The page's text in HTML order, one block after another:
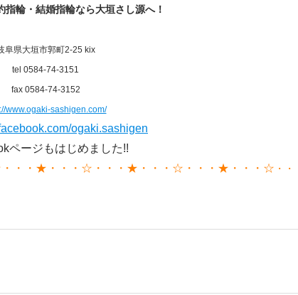
指輪・結婚指輪なら大垣さし源へ！
阜県大垣市郭町2-25 kix
tel 0584-74-3151
fax 0584-74-3152
www.ogaki-sashigen.com/
ogaki.sashigen
ページもはじめました!!
・・★・・・☆・・・★・・・☆・・・★・・・☆ ・ ・